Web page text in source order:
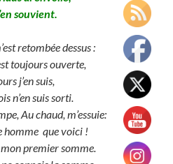
souvient.
retombée dessus :
toujours ouverte,
j’en suis,
n’en suis sorti.
Au chaud, m’essuie:
homme que voici !
mon premier somme.